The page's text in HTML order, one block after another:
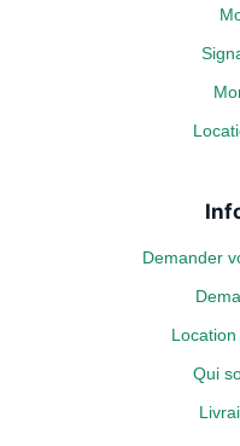
Demander
Qui